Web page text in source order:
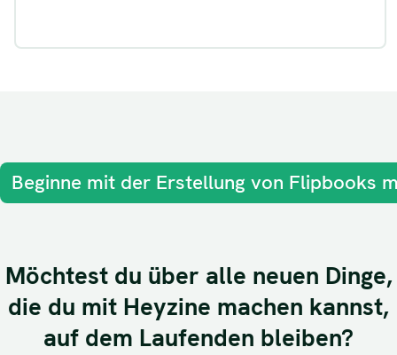
Beginne mit der Erstellung von Flipbooks
Möchtest du über alle neuen Dinge,
die du mit Heyzine machen kannst,
auf dem Laufenden bleiben?